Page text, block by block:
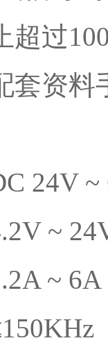
超过
套资料
24V ~
~
~ 6A